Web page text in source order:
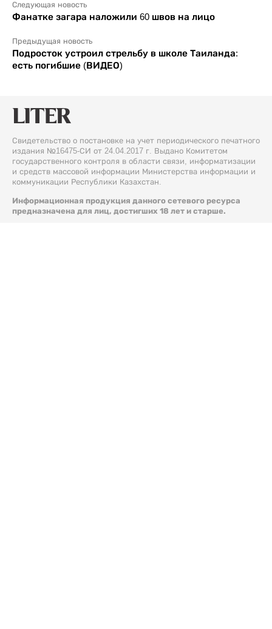
Следующая новость
Фанатке загара наложили 60 швов на лицо
Предыдущая новость
Подросток устроил стрельбу в школе Таиланда:
есть погибшие (ВИДЕО)
Свидетельство о постановке на учет периодического печатного
издания №16475-СИ от 24.04.2017 г. Выдано Комитетом
государственного контроля в области связи, информатизации
и средств массовой информации Министерства информации и
коммуникации Республики Казахстан.
Информационная продукция данного сетевого ресурса
предназначена для лиц, достигших 18 лет и старше.